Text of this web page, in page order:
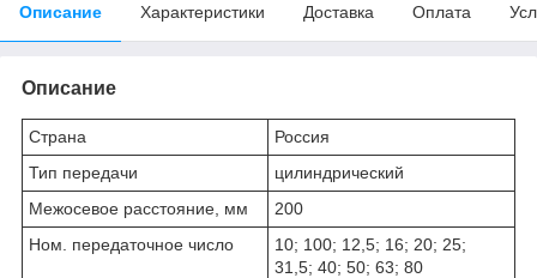
Описание Характеристики Доставка Оплата
Описание
Страна
Россия
Тип передачи
цилиндрический
Межосевое расстояние, мм
200
Ном. передаточное число
10; 100; 12,5; 16; 20; 25;
31,5; 40; 50; 63; 80